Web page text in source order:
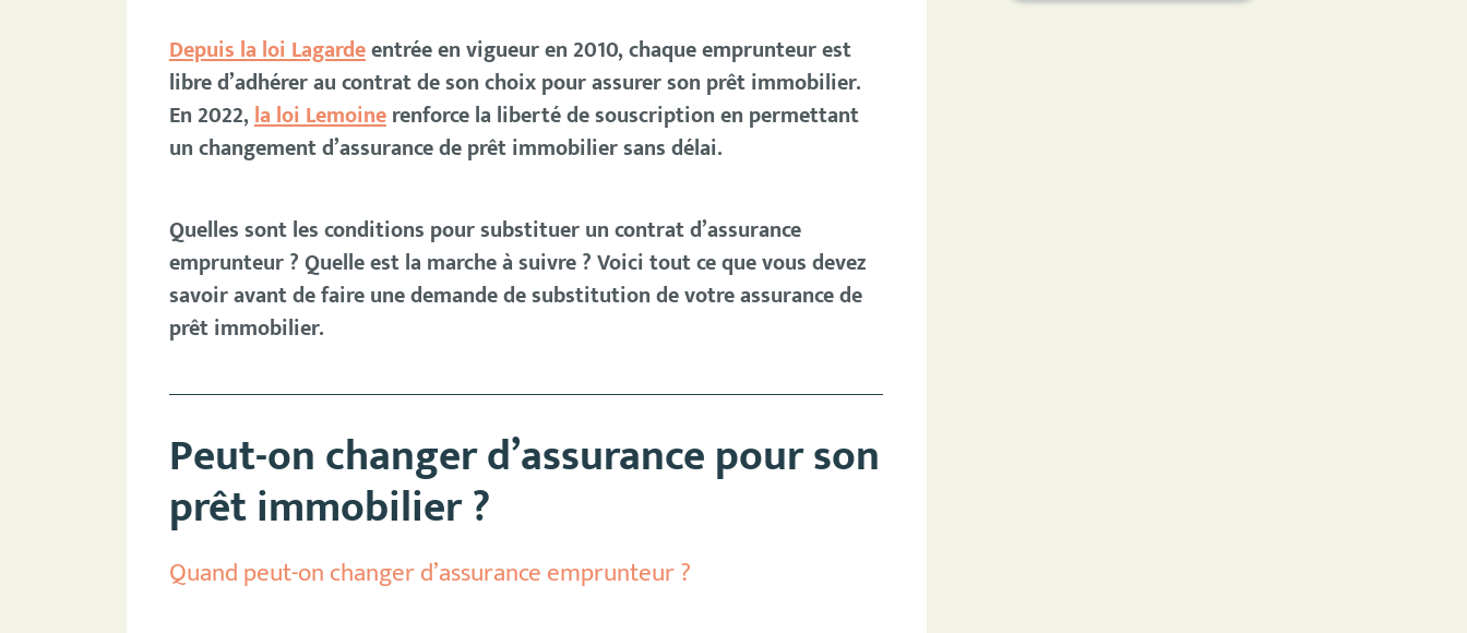
Depuis la loi Lagardeentrée en vigueur en 2010, chaque emprunteur est
libre d’adhérer au contrat de son choix pour assurer son prêt immobilier.
En 2022,la loi Lemoinerenforce la liberté de souscription en permettant
un changement d’assurance de prêt immobilier sans délai.
Quelles sont les conditions pour substituer un contrat d’assurance
emprunteur ? Quelle est la marche à suivre ? Voici tout ce que vous devez
savoir avant de faire une demande de substitution de votre assurance de
prêt immobilier.
Peut-on changer d’assurance pour son
prêt immobilier ?
Quand peut-on changer d’assurance emprunteur ?